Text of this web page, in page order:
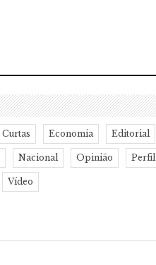
Curtas Economia Editorial
Nacional Opinião Perfil
Vídeo